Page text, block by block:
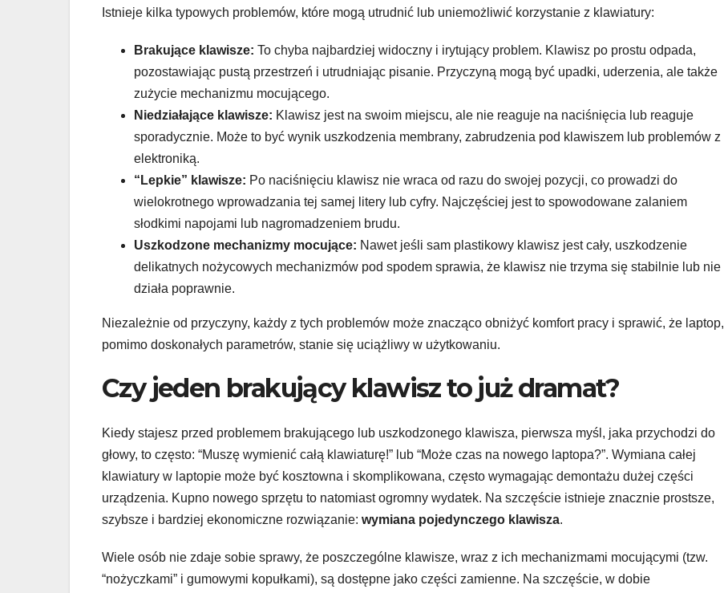
Istnieje kilka typowych problemów, które mogą utrudnić lub uniemożliwić korzystanie z klawiatury:
Brakujące klawisze: To chyba najbardziej widoczny i irytujący problem. Klawisz po prostu odpada,
pozostawiając pustą przestrzeń i utrudniając pisanie. Przyczyną mogą być upadki, uderzenia, ale także
zużycie mechanizmu mocującego.
Niedziałające klawisze: Klawisz jest na swoim miejscu, ale nie reaguje na naciśnięcia lub reaguje
sporadycznie. Może to być wynik uszkodzenia membrany, zabrudzenia pod klawiszem lub problemów z
elektroniką.
“Lepkie” klawisze: Po naciśnięciu klawisz nie wraca od razu do swojej pozycji, co prowadzi do
wielokrotnego wprowadzania tej samej litery lub cyfry. Najczęściej jest to spowodowane zalaniem
słodkimi napojami lub nagromadzeniem brudu.
Uszkodzone mechanizmy mocujące: Nawet jeśli sam plastikowy klawisz jest cały, uszkodzenie
delikatnych nożycowych mechanizmów pod spodem sprawia, że klawisz nie trzyma się stabilnie lub nie
działa poprawnie.
Niezależnie od przyczyny, każdy z tych problemów może znacząco obniżyć komfort pracy i sprawić, że laptop,
pomimo doskonałych parametrów, stanie się uciążliwy w użytkowaniu.
Czy jeden brakujący klawisz to już dramat?
Kiedy stajesz przed problemem brakującego lub uszkodzonego klawisza, pierwsza myśl, jaka przychodzi do
głowy, to często: “Muszę wymienić całą klawiaturę!” lub “Może czas na nowego laptopa?”. Wymiana całej
klawiatury w laptopie może być kosztowna i skomplikowana, często wymagając demontażu dużej części
urządzenia. Kupno nowego sprzętu to natomiast ogromny wydatek. Na szczęście istnieje znacznie prostsze,
szybsze i bardziej ekonomiczne rozwiązanie: wymiana pojedynczego klawisza.
Wiele osób nie zdaje sobie sprawy, że poszczególne klawisze, wraz z ich mechanizmami mocującymi (tzw.
“nożyczkami” i gumowymi kopułkami), są dostępne jako części zamienne. Na szczęście, w dobie